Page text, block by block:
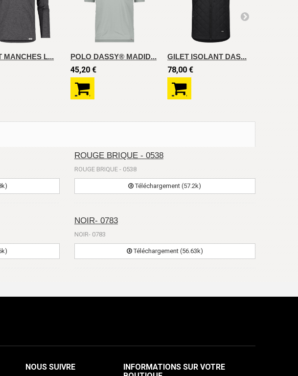
MANCHES L... POLO DASSY® MADID...
45,20 €
GILET ISOLANT DAS...
78,00 €
ROUGE BRIQUE - 0538
ROUGE BRIQUE - 0538
Téléchargement (57.2k)
NOIR- 0783
NOIR- 0783
Téléchargement (56.63k)
NOUS SUIVRE
INFORMATIONS SUR VOTRE